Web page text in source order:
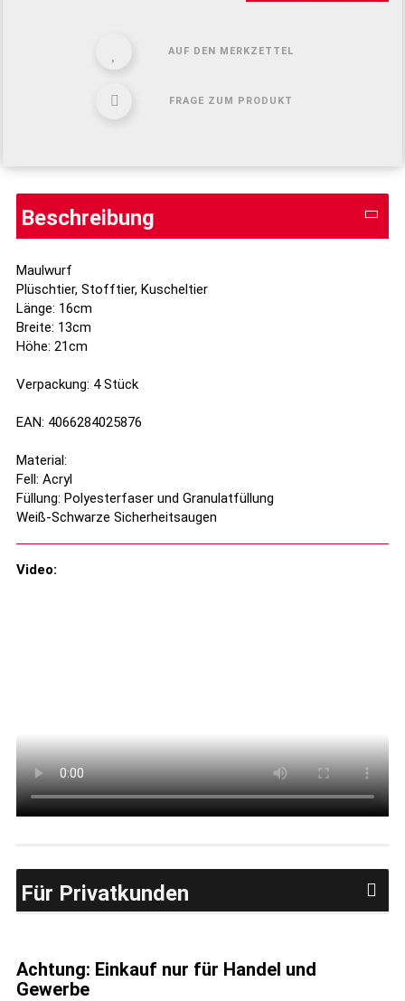
AUF DEN MERKZETTEL
FRAGE ZUM PRODUKT
Beschreibung
Maulwurf
Plüschtier, Stofftier, Kuscheltier
Länge: 16cm
Breite: 13cm
Höhe: 21cm
Verpackung: 4 Stück
EAN: 4066284025876
Material:
Fell: Acryl
Füllung: Polyesterfaser und Granulatfüllung
Weiß-Schwarze Sicherheitsaugen
Video:
Für Privatkunden
Achtung: Einkauf nur für Handel und
Gewerbe